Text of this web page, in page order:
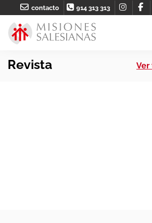
contacto 914 313 313
Revista Ver